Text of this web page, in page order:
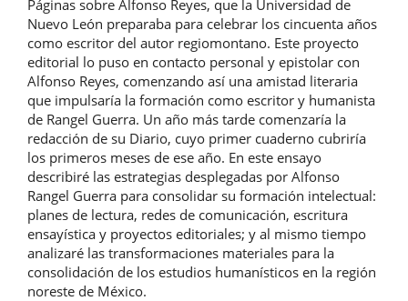
Páginas sobre Alfonso Reyes, que la Universidad de
Nuevo León preparaba para celebrar los cincuenta años
como escritor del autor regiomontano. Este proyecto
editorial lo puso en contacto personal y epistolar con
Alfonso Reyes, comenzando así una amistad literaria
que impulsaría la formación como escritor y humanista
de Rangel Guerra. Un año más tarde comenzaría la
redacción de su Diario, cuyo primer cuaderno cubriría
los primeros meses de ese año. En este ensayo
describiré las estrategias desplegadas por Alfonso
Rangel Guerra para consolidar su formación intelectual:
planes de lectura, redes de comunicación, escritura
ensayística y proyectos editoriales; y al mismo tiempo
analizaré las transformaciones materiales para la
consolidación de los estudios humanísticos en la región
noreste de México.